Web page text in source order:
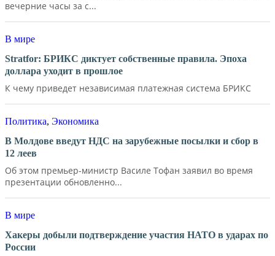
вечерние часы за с...
В мире
Stratfor: БРИКС диктует собственные правила. Эпоха
доллара уходит в прошлое
К чему приведет независимая платежная система БРИКС
Политика, Экономика
В Молдове введут НДС на зарубежные посылки и сбор в
12 леев
Об этом премьер-министр Василе Тофан заявил во время
презентации обновленно...
В мире
Хакеры добыли подтверждение участия НАТО в ударах по
России